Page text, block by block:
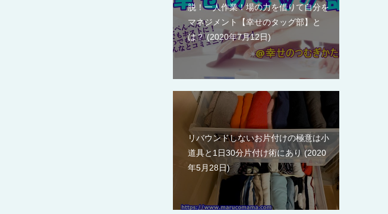
脱！一人作業！場の力を借りて自分を
マネジメント【幸せのタッグ部】と
は？
2020年7月12日
リバウンドしないお片付けの極意は小
道具と1日30分片付け術にあり
2020
年5月28日